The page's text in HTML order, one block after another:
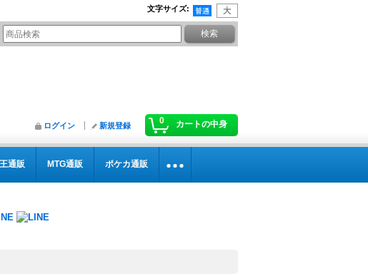
文字サイズ:
0 カートの中身
ログイン 新規登録
通販 MTG通販 ポケカ通販